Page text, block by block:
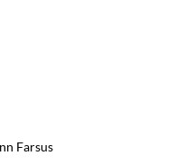
Farsus